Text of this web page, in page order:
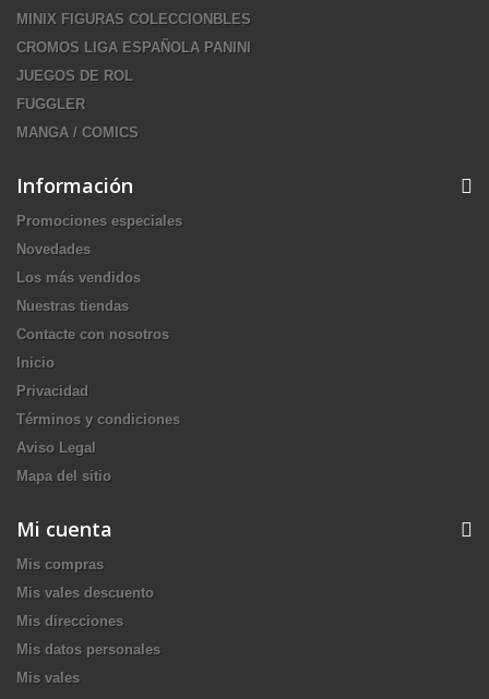
MINIX FIGURAS COLECCIONBLES
CROMOS LIGA ESPAÑOLA PANINI
JUEGOS DE ROL
FUGGLER
MANGA / COMICS
Información
Promociones especiales
Novedades
Los más vendidos
Nuestras tiendas
Contacte con nosotros
Inicio
Privacidad
Términos y condiciones
Aviso Legal
Mapa del sitio
Mi cuenta
Mis compras
Mis vales descuento
Mis direcciones
Mis datos personales
Mis vales